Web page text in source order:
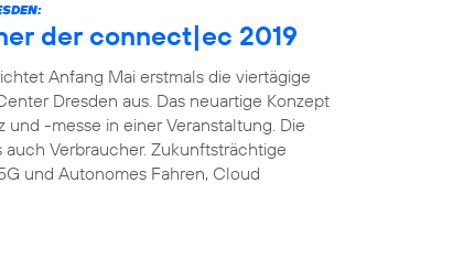
der connect|ec 2019
Anfang Mai erstmals die viertägige
Dresden aus. Das neuartige Konzept
-messe in einer Veranstaltung. Die
Verbraucher. Zukunftsträchtige
und Autonomes Fahren, Cloud